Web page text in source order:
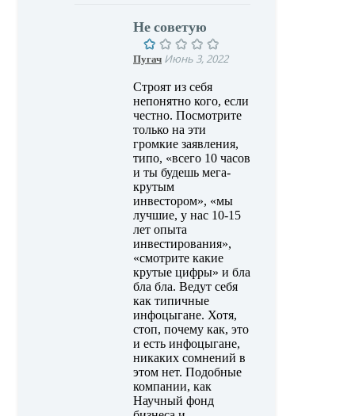
Не советую
Пугач Июнь 3, 2022
Строят из себя
непонятно кого, если
честно. Посмотрите
только на эти
громкие заявления,
типо, «всего 10 часов
и ты будешь мега-
крутым
инвестором», «мы
лучшие, у нас 10-15
лет опыта
инвестирования»,
«смотрите какие
крутые цифры» и бла
бла бла. Ведут себя
как типичные
инфоцыгане. Хотя,
стоп, почему как, это
и есть инфоцыгане,
никаких сомнений в
этом нет. Подобные
компании, как
Научный фонд